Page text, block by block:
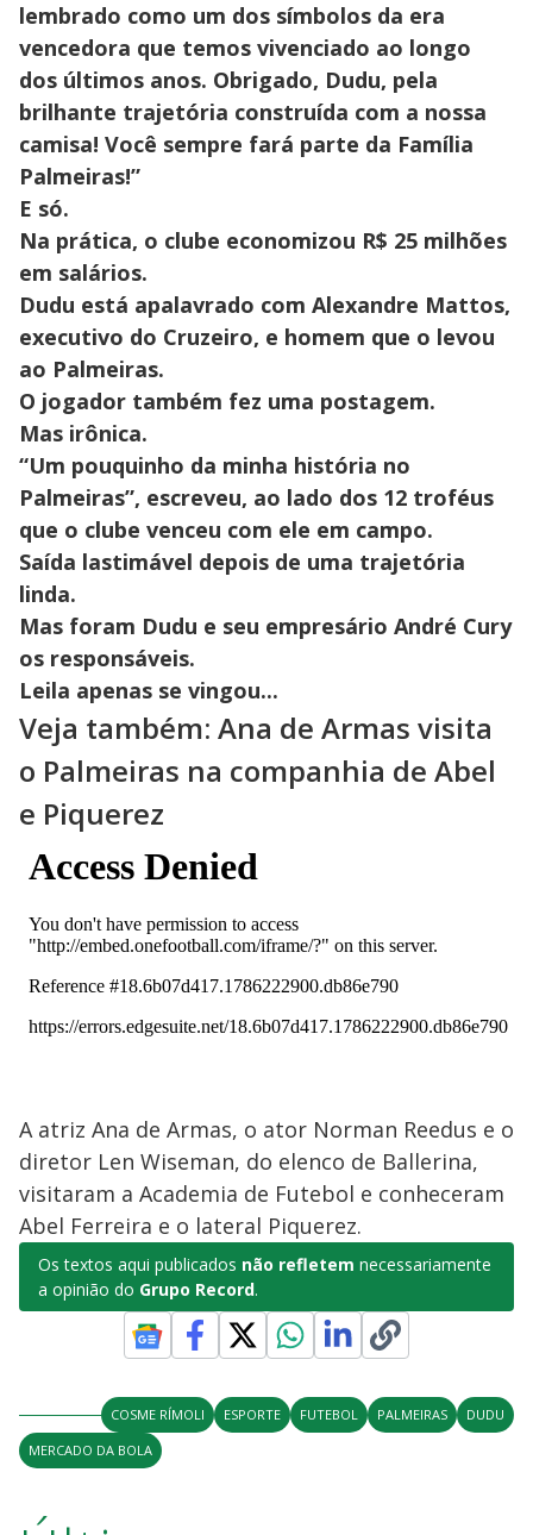
lembrado como um dos símbolos da era
vencedora que temos vivenciado ao longo
dos últimos anos. Obrigado, Dudu, pela
brilhante trajetória construída com a nossa
camisa! Você sempre fará parte da Família
Palmeiras!”
E só.
Na prática, o clube economizou R$ 25 milhões
em salários.
Dudu está apalavrado com Alexandre Mattos,
executivo do Cruzeiro, e homem que o levou
ao Palmeiras.
O jogador também fez uma postagem.
Mas irônica.
“Um pouquinho da minha história no
Palmeiras”, escreveu, ao lado dos 12 troféus
que o clube venceu com ele em campo.
Saída lastimável depois de uma trajetória
linda.
Mas foram Dudu e seu empresário André Cury
os responsáveis.
Leila apenas se vingou...
Veja também: Ana de Armas visita
o Palmeiras na companhia de Abel
e Piquerez
A atriz Ana de Armas, o ator Norman Reedus e o
diretor Len Wiseman, do elenco de Ballerina,
visitaram a Academia de Futebol e conheceram
Abel Ferreira e o lateral Piquerez.
Os textos aqui publicados não refletem necessariamente
a opinião do Grupo Record.
COSME RÍMOLI ESPORTE FUTEBOL PALMEIRAS
DUDU
MERCADO DA BOLA